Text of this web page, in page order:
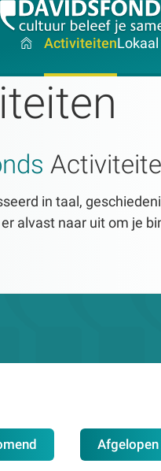
Activiteiten
in taal,
alvast naar uit om je
Afgelopen